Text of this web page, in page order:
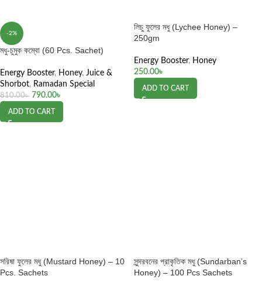
-2%
মধু-চুমুক কম্বো (60 Pcs. Sachet)
Energy Booster, Honey, Juice &
Shorbot, Ramadan Special
810.00৳ 790.00৳
ADD TO CART
লিচু ফুলের মধু (Lychee Honey) –
250gm
Energy Booster, Honey
250.00৳
ADD TO CART
সরিষা ফুলের মধু (Mustard Honey) – 10
Pcs. Sachets
সুন্দরবনের প্রাকৃতিক মধু (Sundarban’s
Honey) – 100 Pcs Sachets